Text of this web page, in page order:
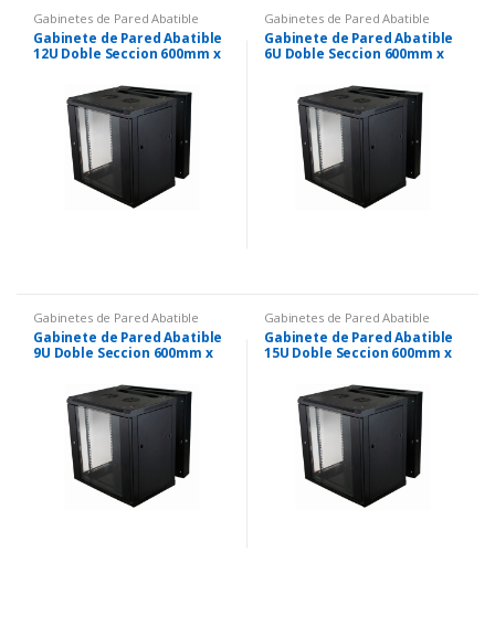
Gabinetes de Pared Abatible
Gabinete de Pared Abatible
12U Doble Seccion 600mm x
Gabinetes de Pared Abatible
Gabinete de Pared Abatible
6U Doble Seccion 600mm x
Gabinetes de Pared Abatible
Gabinete de Pared Abatible
9U Doble Seccion 600mm x
Gabinetes de Pared Abatible
Gabinete de Pared Abatible
15U Doble Seccion 600mm x